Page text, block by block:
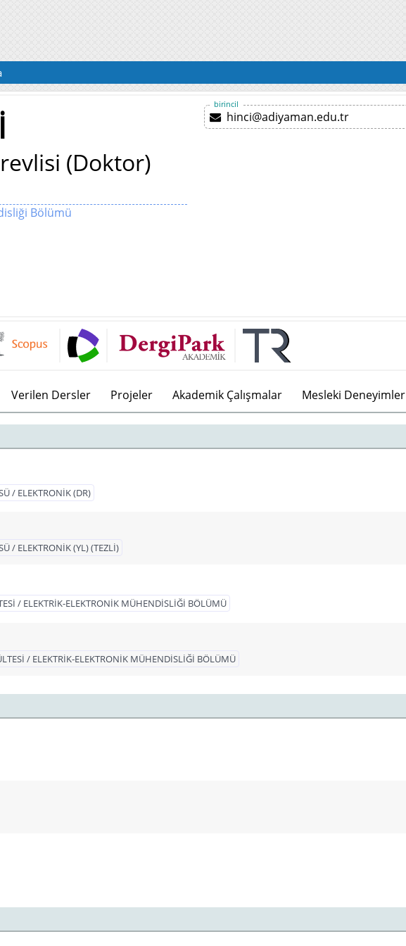
(Doktor)
Bölümü
birincil
hinci@adiyaman.edu.tr
Verilen Dersler Projeler Akademik Çalışmalar Mesleki Deneyimler
/ ELEKTRONİK (DR)
/ ELEKTRONİK (YL) (TEZLİ)
/ ELEKTRİK-ELEKTRONİK MÜHENDİSLİĞİ BÖLÜMÜ
/ ELEKTRİK-ELEKTRONİK MÜHENDİSLİĞİ BÖLÜMÜ